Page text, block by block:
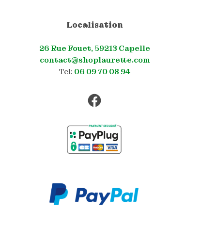
Localisation
26 Rue Fouet, 59213 Capelle
contact@shoplaurette.com
Tel: 06 09 70 08 94
Facebook